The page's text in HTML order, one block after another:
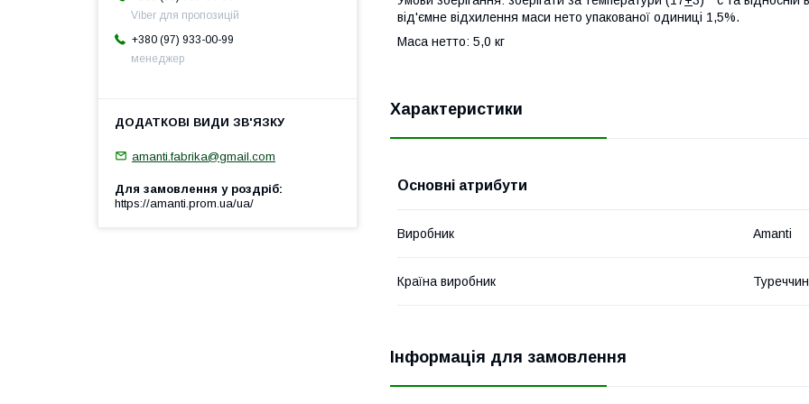
від'ємне відхилення маси нето упакованої одиниці 1,5%.
Маса нетто: 5,0 кг
Характеристики
Основні атрибути
Виробник Amanti
Країна виробник
Інформація для замовлення
Viber для пропозицій
+380 (97) 933-00-99
менеджер
amanti.fabrika@gmail.com
Для замовлення у роздріб
https://amanti.prom.ua/ua/